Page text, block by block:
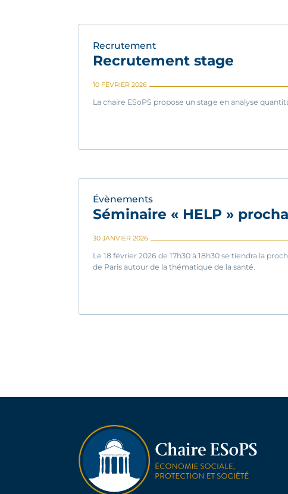
Recrutement
Recrutement stage
10 FÉVRIER 2026
La chaire ESoPS propose un stage en analyse
Évènements
Séminaire « HELP »
30 JANVIER 2026
Le 18 février 2026 de 17h30 à 18h30 se tiendra la
de Paris autour de la thématique de la santé.